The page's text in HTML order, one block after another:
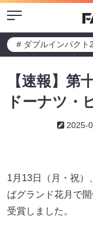
Menu
# ダブルインパクト
【速報】第
ドーナツ・
2025-
1月13日（月・祝）
ばグランド花月で
受賞しました。